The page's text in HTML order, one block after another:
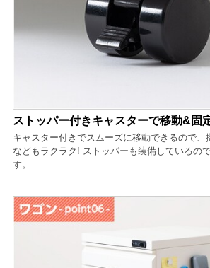
ストッパー付きキャスターで移動&固
キャスター付きでスムーズに移動できるので、
などもラクラク! ストッパーも装備しているの
す。